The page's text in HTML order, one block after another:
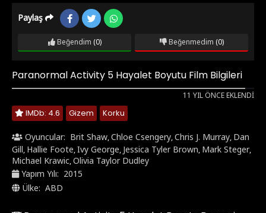
Paylaş
Beğendim (0) Beğenmedim (0)
Paranormal Activity 5 Hayalet Boyutu Film Bilgileri
11 YIL ÖNCE EKLENDI
IMDb: 4.6 Gizem Korku
Oyuncular: Brit Shaw,Chloe Csengery,Chris J. Murray, Dan
Gill, Hallie Foote,Ivy George, Jessica Tyler Brown, Mark Steger,
Michael Krawic,Olivia Taylor Dudley
Yapım Yılı: 2015
Ülke: ABD